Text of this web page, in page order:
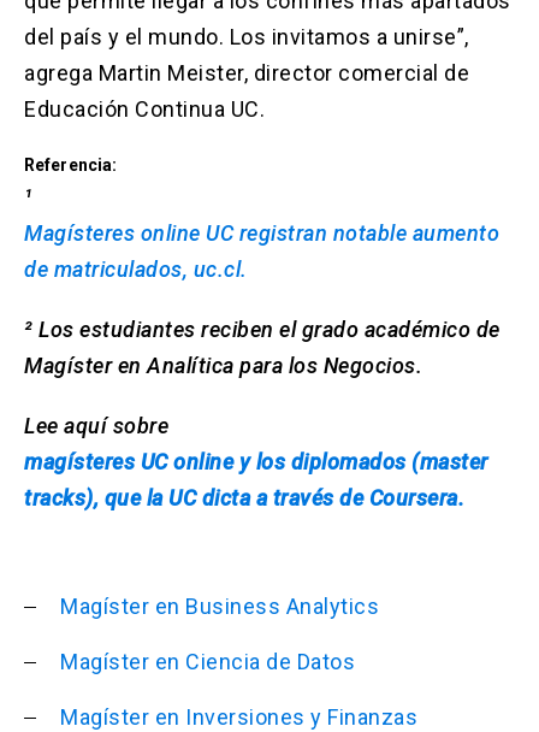
del país y el mundo. Los invitamos a unirse”,
agrega Martin Meister, director comercial de
Educación Continua UC.
Referencia:
¹
Magísteres online UC registran notable aumento
de matriculados, uc.cl.
² Los estudiantes reciben el grado académico de
Magíster en Analítica para los Negocios.
Lee aquí sobre
magísteres UC online y los diplomados (master
tracks), que la UC dicta a través de Coursera.
Magíster en Business Analytics
Magíster en Ciencia de Datos
Magíster en Inversiones y Finanzas